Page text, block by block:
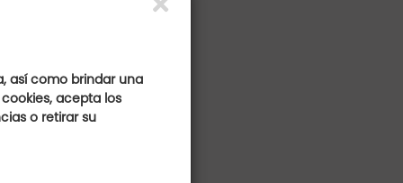
así como brindar una
acepta los
o retirar su